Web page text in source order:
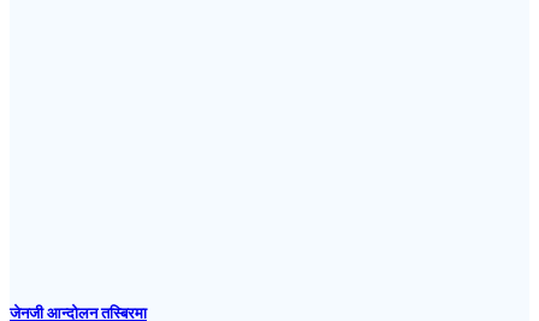
जेनजी आन्दोलन तस्बिरमा